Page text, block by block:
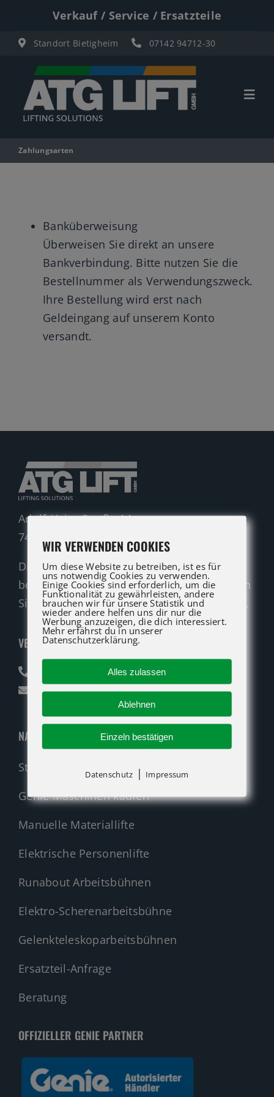
springen
Verkauf / Service / Ersatzteile
Standort Bietigheim 07142 94712-30
Personenlifte
Elektro Scherenbühnen
Gelenkteleskopbühnen
Teleskopbühnen
Zahlungsarten
Banküberweisung
Überweisen Sie direkt an unsere
Bankverbindung. Bitte nutzen Sie die
Bestellnummer als Verwendungszweck.
Ihre Bestellung wird erst nach
Geldeingang auf unserem Konto
versandt.
Adolf-Heim-Straße 14
74321 Bietigheim-Bissingen
Die ATG LIFT Profis für Verkauf und Service
beraten Sie gerne. Rufen Sie an oder nutzen
Sie unser Kontaktformular für eine Anfrage.
VERKAUF
07142 94712-30
verkauf@atglift.de
NAVIGATION
Startseite
Genie Maschinen kaufen
Manuelle Materiallifte
Elektrische Personenlifte
Runabout Arbeitsbühnen
Elektro-Scherenarbeitsbühne
Gelenkteleskoparbeitsbühnen
Ersatzteil-Anfrage
Beratung
OFFIZIELLER GENIE PARTNER
WIR VERWENDEN COOKIES
Um diese Website zu betreiben, ist es für
uns notwendig Cookies zu verwenden.
Einige Cookies sind erforderlich, um die
Funktionalität zu gewährleisten, andere
brauchen wir für unsere Statistik und
wieder andere helfen uns dir nur die
Werbung anzuzeigen, die dich interessiert.
Mehr erfährst du in unserer
Datenschutzerklärung.
Alles zulassen
Ablehnen
Einzeln bestätigen
Datenschutz | Impressum